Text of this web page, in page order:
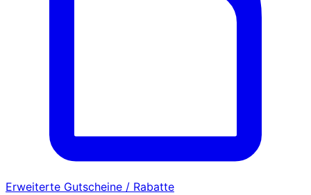
Erweiterte Gutscheine / Rabatte